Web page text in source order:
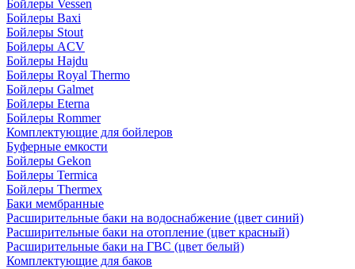
Бойлеры Vessen
Бойлеры Baxi
Бойлеры Stout
Бойлеры ACV
Бойлеры Hajdu
Бойлеры Royal Thermo
Бойлеры Galmet
Бойлеры Eterna
Бойлеры Rommer
Комплектующие для бойлеров
Буферные емкости
Бойлеры Gekon
Бойлеры Termica
Бойлеры Thermex
Баки мембранные
Расширительные баки на водоснабжение (цвет синий)
Расширительные баки на отопление (цвет красный)
Расширительные баки на ГВС (цвет белый)
Комплектующие для баков